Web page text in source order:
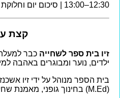
12:30–13:00 | סיכום יום וחלוקת קרטיב / פרי
קצת
זיו בית ספר לשחייה כבר
ילדים, נוער ומבוגרים באהבה
בית הספר מנוהל על ידי זיו
(M.Ed) בחינוך גופני, מאמנת שחייה והידרותרפיסטית.